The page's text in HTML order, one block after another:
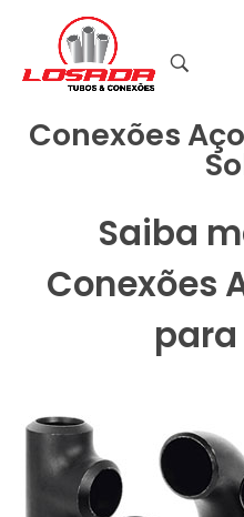
Conexões
Saiba
Conexões
para